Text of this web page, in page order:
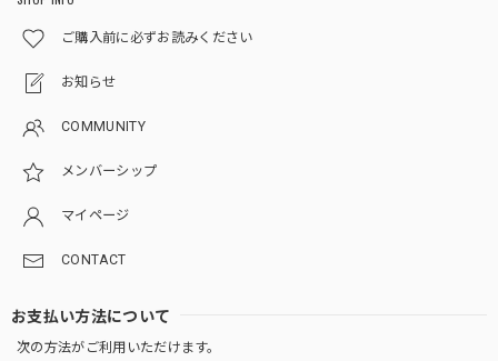
ご購入前に必ずお読みください
お知らせ
COMMUNITY
メンバーシップ
マイページ
CONTACT
お支払い方法について
次の方法がご利用いただけます。